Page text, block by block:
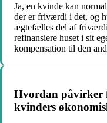
Ja, en kvinde kan
der er friværdi i det, og
ægtefælles del af
refinansiere huset i sit
kompensation til den
Hvordan påvirker
kvinders